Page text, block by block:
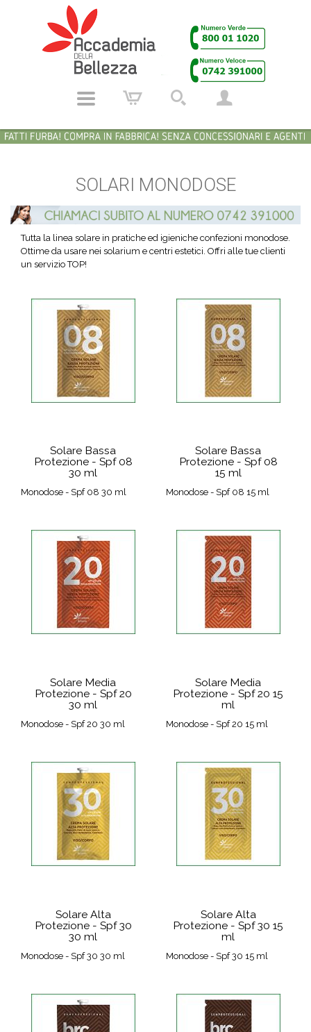
SOLARI MONODOSE
Tutta la linea solare in pratiche ed igieniche confezioni monodose.
Ottime da usare nei solarium e centri estetici. Offri alle tue clienti
un servizio TOP!
Solare Bassa
Protezione - Spf 08
30 ml
Monodose - Spf 08 30 ml
Solare Bassa
Protezione - Spf 08
15 ml
Monodose - Spf 08 15 ml
Solare Media
Protezione - Spf 20
30 ml
Monodose - Spf 20 30 ml
Solare Media
Protezione - Spf 20 15
ml
Monodose - Spf 20 15 ml
Solare Alta
Protezione - Spf 30
30 ml
Monodose - Spf 30 30 ml
Solare Alta
Protezione - Spf 30 15
ml
Monodose - Spf 30 15 ml